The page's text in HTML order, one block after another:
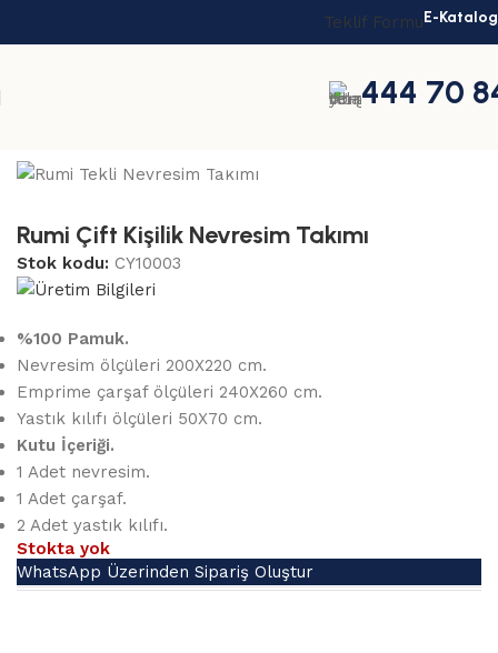
Teklif FormuE-Katalog
444 70
Rumi Çift Kişilik Nevresim Takımı
Stok kodu: CY10003
%100 Pamuk.
Nevresim ölçüleri 200X220 cm.
Emprime çarşaf ölçüleri 240X260 cm.
Yastık kılıfı ölçüleri 50X70 cm.
Kutu İçeriği.
1 Adet nevresim.
1 Adet çarşaf.
2 Adet yastık kılıfı.
Stokta yok
WhatsApp Üzerinden Sipariş Oluştur